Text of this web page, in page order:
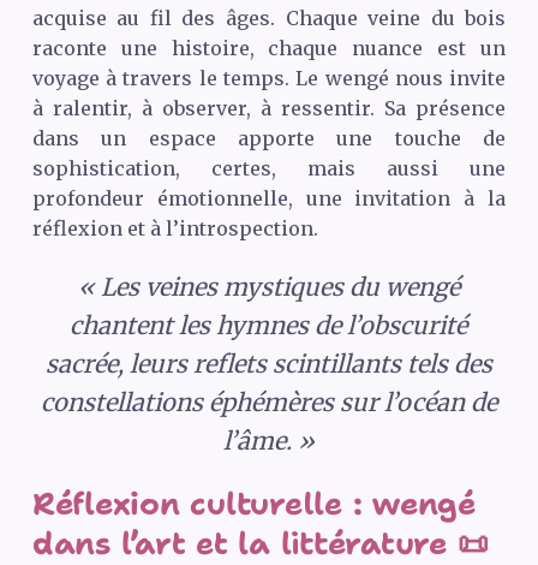
acquise au fil des âges. Chaque veine du bois
raconte une histoire, chaque nuance est un
voyage à travers le temps. Le wengé nous invite
à ralentir, à observer, à ressentir. Sa présence
dans un espace apporte une touche de
sophistication, certes, mais aussi une
profondeur émotionnelle, une invitation à la
réflexion et à l’introspection.
« Les veines mystiques du wengé
chantent les hymnes de l’obscurité
sacrée, leurs reflets scintillants tels des
constellations éphémères sur l’océan de
l’âme. »
Réflexion culturelle : wengé
dans l’art et la littérature 📜